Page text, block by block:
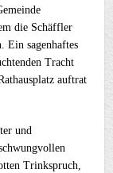
die Schäffler
sagenhaftes
Tracht
auftrat
und
Trinkspruch,